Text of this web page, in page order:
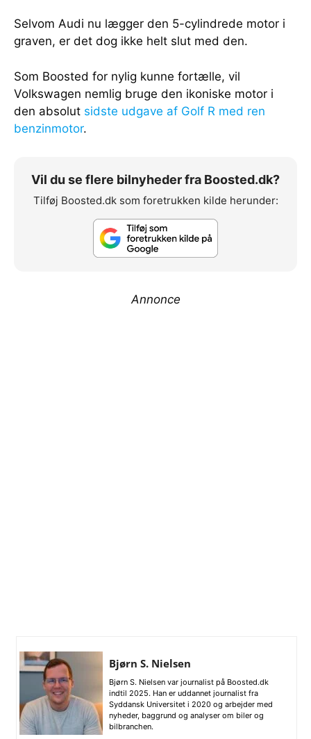
Selvom Audi nu lægger den 5-cylindrede motor i
graven, er det dog ikke helt slut med den.
Som Boosted for nylig kunne fortælle, vil
Volkswagen nemlig bruge den ikoniske motor i
den absolut sidste udgave af Golf R med ren
benzinmotor.
Vil du se flere bilnyheder fra Boosted.dk?
Tilføj Boosted.dk som foretrukken kilde herunder:
Annonce
Bjørn S. Nielsen
Bjørn S. Nielsen var journalist på Boosted.dk
indtil 2025. Han er uddannet journalist fra
Syddansk Universitet i 2020 og arbejder med
nyheder, baggrund og analyser om biler og
bilbranchen.